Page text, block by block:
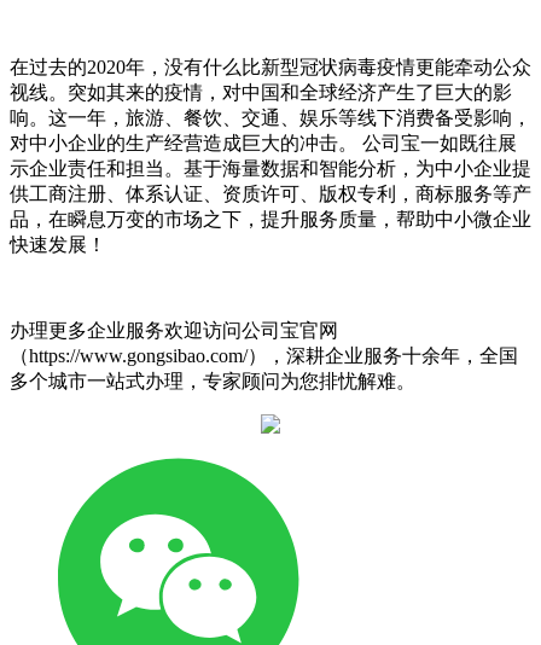
在过去的2020年，没有什么比新型冠状病毒疫情更能牵动公众
视线。突如其来的疫情，对中国和全球经济产生了巨大的影
响。这一年，旅游、餐饮、交通、娱乐等线下消费备受影响，
对中小企业的生产经营造成巨大的冲击。 公司宝一如既往展
示企业责任和担当。基于海量数据和智能分析，为中小企业提
供工商注册、体系认证、资质许可、版权专利，商标服务等产
品，在瞬息万变的市场之下，提升服务质量，帮助中小微企业
快速发展！
办理更多企业服务欢迎访问公司宝官网
（https://www.gongsibao.com/），深耕企业服务十余年，全国
多个城市一站式办理，专家顾问为您排忧解难。